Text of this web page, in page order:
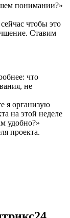
понимании?»
чтобы это
Ставим
что
не
я организую
на этой неделе
удобно?»
проекта.